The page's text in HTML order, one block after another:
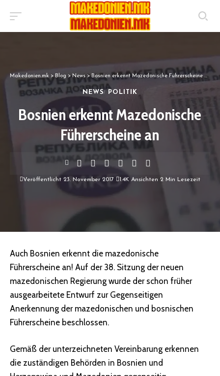
Makedonien.mk > Blog >News >Bosnien erkennt Mazedonische Führerscheine an
NEWS POLITIK
Bosnien erkennt Mazedonische
Führerscheine an
Veröffentlicht 23. November 2017 1.4K Ansichten 2 Min Lesezeit
Auch Bosnien erkennt die mazedonische
Führerscheine an! Auf der 38. Sitzung der neuen
mazedonischen Regierung wurde der schon früher
ausgearbeitete Entwurf zur Gegenseitigen
Anerkennung der mazedonischen und bosnischen
Führerscheine beschlossen.
Gemäß der unterzeichneten Vereinbarung erkennen
die zuständigen Behörden in Bosnien und